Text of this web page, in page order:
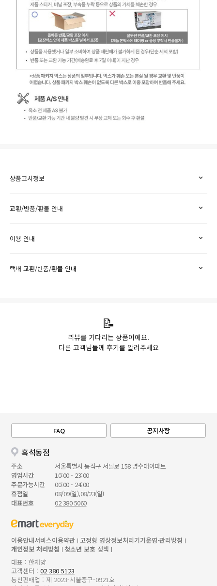
상품고시정보
교환/반품/환불 안내
이용 안내
택배 교환/반품/환불 안내
📝
리뷰를 기다리는 상품이에요.
다른 고객님들께 후기를 알려주세요
FAQ 공지사항
흑석동점
주소
서울특별시 동작구 서달로 158 명수대아파트
영업시간
10:00 - 23:00
주문가능시간
00:00 - 24:00
휴점일
08/09(일),08/23(일)
대표번호
02 380 5060
이용안내서비스이용약관 고정형 영상정보처리기기운영·관리방침
개인정보 처리방침
청소년 보호 정책
대표 : 한채양
고객센터 : 02 380 5123
통신판매업 : 제 2023-서울중구-0921호